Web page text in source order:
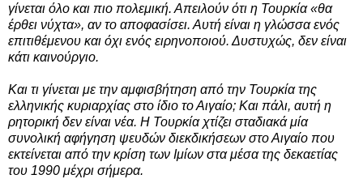
γίνεται όλο και πιο πολεμική. Απειλούν ότι η Τουρκία «θα
έρθει νύχτα», αν το αποφασίσει. Αυτή είναι η γλώσσα ενός
επιτιθέμενου και όχι ενός ειρηνοποιού. Δυστυχώς, δεν είναι
κάτι καινούργιο.
Και τι γίνεται με την αμφισβήτηση από την Τουρκία της
ελληνικής κυριαρχίας στο ίδιο το Αιγαίο; Και πάλι, αυτή η
ρητορική δεν είναι νέα. Η Τουρκία χτίζει σταδιακά μία
συνολική αφήγηση ψευδών διεκδικήσεων στο Αιγαίο που
εκτείνεται από την κρίση των Ιμίων στα μέσα της δεκαετίας
του 1990 μέχρι σήμερα.